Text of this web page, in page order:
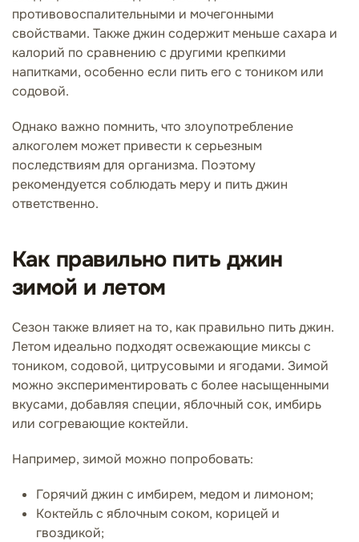
противовоспалительными и мочегонными
свойствами. Также джин содержит меньше сахара и
калорий по сравнению с другими крепкими
напитками, особенно если пить его с тоником или
содовой.
Однако важно помнить, что злоупотребление
алкоголем может привести к серьезным
последствиям для организма. Поэтому
рекомендуется соблюдать меру и пить джин
ответственно.
Как правильно пить джин
зимой и летом
Сезон также влияет на то, как правильно пить джин.
Летом идеально подходят освежающие миксы с
тоником, содовой, цитрусовыми и ягодами. Зимой
можно экспериментировать с более насыщенными
вкусами, добавляя специи, яблочный сок, имбирь
или согревающие коктейли.
Например, зимой можно попробовать:
Горячий джин с имбирем, медом и лимоном;
Коктейль с яблочным соком, корицей и
гвоздикой;